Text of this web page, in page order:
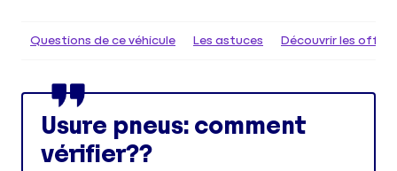
Questions de ce véhicule Les astuces Découvrir les
Usure pneus: comment
vérifier??